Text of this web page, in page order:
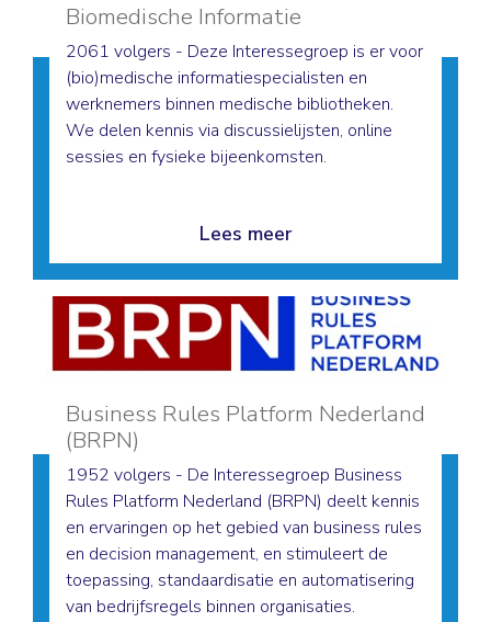
Biomedische Informatie
2061 volgers - Deze Interessegroep is er voor
(bio)medische informatiespecialisten en
werknemers binnen medische bibliotheken.
We delen kennis via discussielijsten, online
sessies en fysieke bijeenkomsten.
Lees meer
Business Rules Platform Nederland
(BRPN)
1952 volgers - De Interessegroep Business
Rules Platform Nederland (BRPN) deelt kennis
en ervaringen op het gebied van business rules
en decision management, en stimuleert de
toepassing, standaardisatie en automatisering
van bedrijfsregels binnen organisaties.